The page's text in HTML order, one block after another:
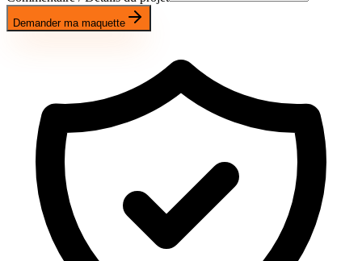
Demander ma maquette